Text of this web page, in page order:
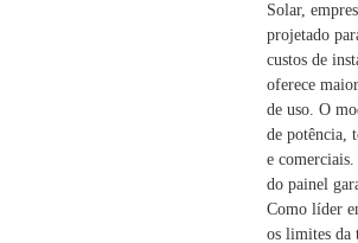
Solar,
projetado
custos de
oferece
de uso. O
de potência,
e
do painel
Como líder
os limites da